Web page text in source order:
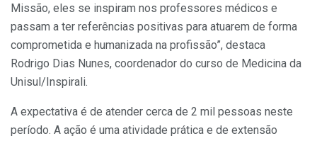
Missão, eles se inspiram nos professores médicos e
passam a ter referências positivas para atuarem de forma
comprometida e humanizada na profissão”, destaca
Rodrigo Dias Nunes, coordenador do curso de Medicina da
Unisul/Inspirali.
A expectativa é de atender cerca de 2 mil pessoas neste
período. A ação é uma atividade prática e de extensão